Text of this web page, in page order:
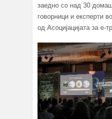
заедно со над 30
говорници и експерти
од Асоцијацијата за е-